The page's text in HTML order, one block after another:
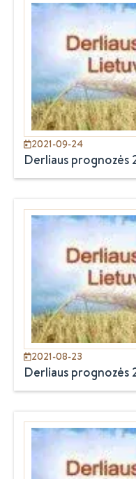
2021-09-24
Derliaus prognozės
2021-08-23
Derliaus prognozės